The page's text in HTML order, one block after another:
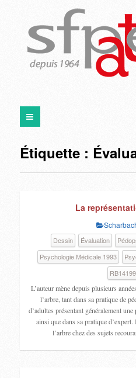
Étiquette :
La
Dessin Évaluation
Psychologie Médicale 1993
L’auteur mène depuis plusieurs
l’arbre, tant dans sa pratique de
d’adultes présentant généralement
ainsi que dans sa pratique
l’arbre chez des sujets